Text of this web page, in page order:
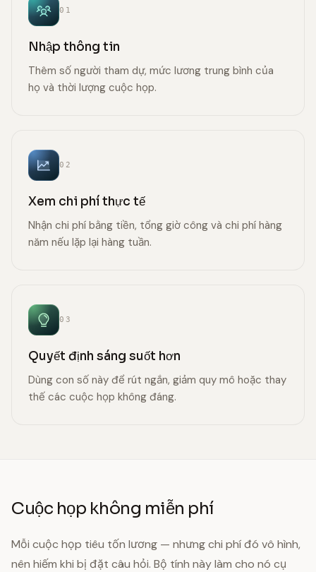
01
Nhập thông tin
Thêm số người tham dự, mức lương trung bình của
họ và thời lượng cuộc họp.
02
Xem chi phí thực tế
Nhận chi phí bằng tiền, tổng giờ công và chi phí hàng
năm nếu lặp lại hàng tuần.
03
Quyết định sáng suốt hơn
Dùng con số này để rút ngắn, giảm quy mô hoặc thay
thế các cuộc họp không đáng.
Cuộc họp không miễn phí
Mỗi cuộc họp tiêu tốn lương — nhưng chi phí đó vô hình,
nên hiếm khi bị đặt câu hỏi. Bộ tính này làm cho nó cụ